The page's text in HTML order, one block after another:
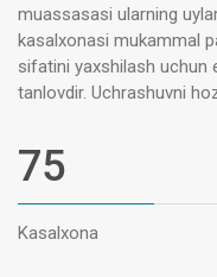
muassasasi ularning
kasalxonasi mukammal
sifatini yaxshilash uchun
tanlovdir. Uchrashuvni
75
Kasalxona